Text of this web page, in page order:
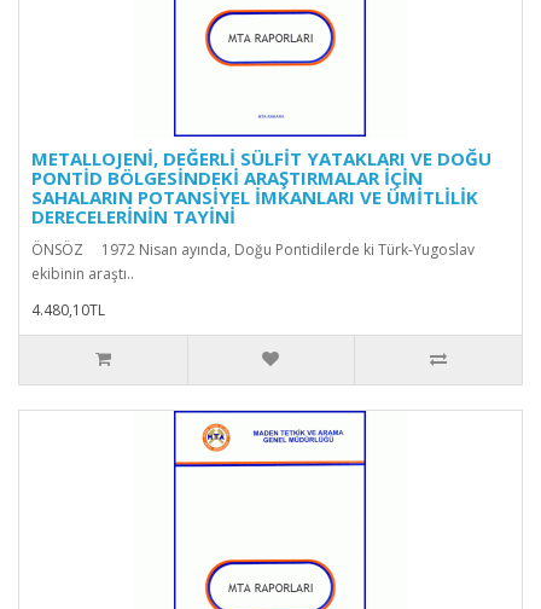
METALLOJENİ, DEĞERLİ SÜLFİT YATAKLARI VE DOĞU
PONTİD BÖLGESİNDEKİ ARAŞTIRMALAR İÇİN
SAHALARIN POTANSİYEL İMKANLARI VE ÜMİTLİLİK
DERECELERİNİN TAYİNİ
ÖNSÖZ 1972 Nisan ayında, Doğu Pontidilerde ki Türk-Yugoslav
ekibinin araştı..
4.480,10TL